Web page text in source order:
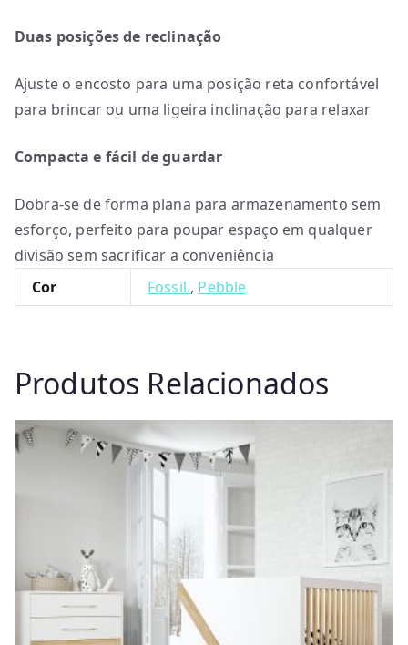
Duas posições de reclinação
Ajuste o encosto para uma posição reta confortável
para brincar ou uma ligeira inclinação para relaxar
Compacta e fácil de guardar
Dobra-se de forma plana para armazenamento sem
esforço, perfeito para poupar espaço em qualquer
divisão sem sacrificar a conveniência
Cor
Fossil., Pebble
Produtos Relacionados